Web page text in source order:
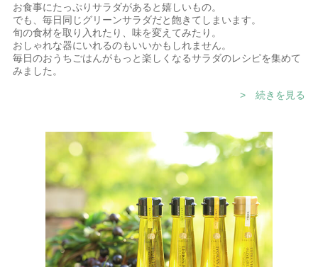
お食事にたっぷりサラダがあると嬉しいもの。
でも、毎日同じグリーンサラダだと飽きてしまいます。
旬の食材を取り入れたり、味を変えてみたり。
おしゃれな器にいれるのもいいかもしれません。
毎日のおうちごはんがもっと楽しくなるサラダのレシピを集めて
みました。
> 続きを見る